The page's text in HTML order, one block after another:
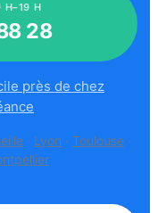
H–19 H
28
près de chez
· Lyon · Toulouse ·